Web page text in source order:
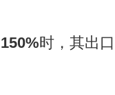
150%时，其出